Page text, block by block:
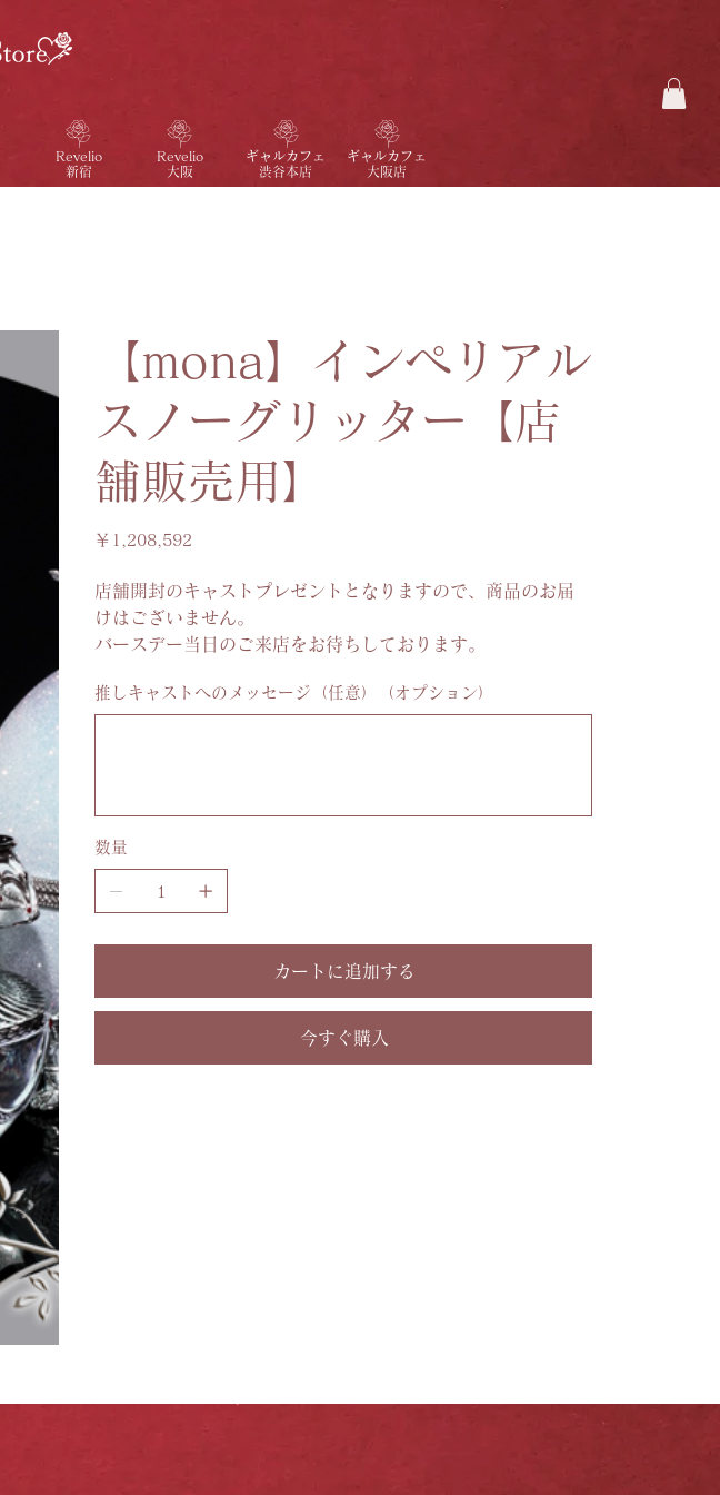
ギャルカフェ
渋谷本店
Revelio
新宿
ギャルカフェ
大阪店
Revelio
大阪
【mona】インペリアル
スノーグリッター【店
舗販売用】
格
￥1,208,592
店舗開封のキャストプレゼントとなりますので、商品のお届
けはございません。
バースデー当日のご来店をお待ちしております。
推しキャストへのメッセージ（任意）（オプション）
入
で
す。
数量
カートに追加する
今すぐ購入